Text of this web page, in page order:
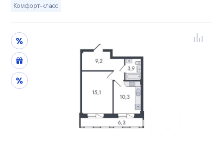
Комфорт-класс